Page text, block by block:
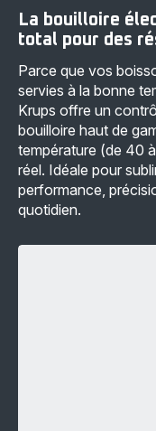
La bouilloire
total pour des
Parce que vos
servies à la bonne
Krups offre un
bouilloire haut de
température (de 40
réel. Idéale pour
performance,
quotidien.